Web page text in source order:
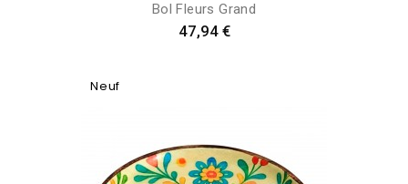
Bol Fleurs Grand
Prix
47,94 €
Neuf